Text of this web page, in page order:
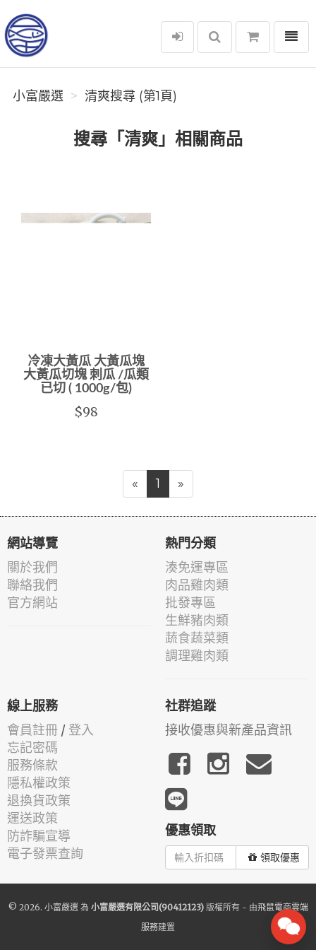
小富嚴選
選單
小富嚴選 清爽搜尋 (第1頁)
搜尋「清爽」相關商品
冷凍大黃瓜 大黃瓜塊
大黃瓜切塊 刺瓜 /瓜類
已切 ( 1000g/包)
$98
« 1 »
網站導覽
關於我們
聯絡我們
官方網站
熱門分類
湊免運專區
肉品雞肉類
批發專區
生鮮豬肉類
蔬食蔬菜類
調理雞肉類
線上服務
會員註冊 / 登入
忘記密碼
服務條款
隱私權政策
退換貨政策
運送政策
防詐騙宣導
電子發票查詢
社群追蹤
接收優惠與新產品資訊
優惠領取
領取優惠
© 2026. 小富嚴選為 小富嚴選有限公司(90412123)版權所有 - 由飛鼠電商雲端
服務建置